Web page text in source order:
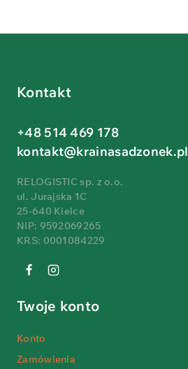
Kontakt
+48 514 469 178
kontakt@krainasadzonek.pl
RELOGISTIC sp. z o.o.
ul. Jurajska 1C
25-640 Kielce
NIP: 9592069265
KRS: 0001084229
Twoje konto
Konto
Zamówienia